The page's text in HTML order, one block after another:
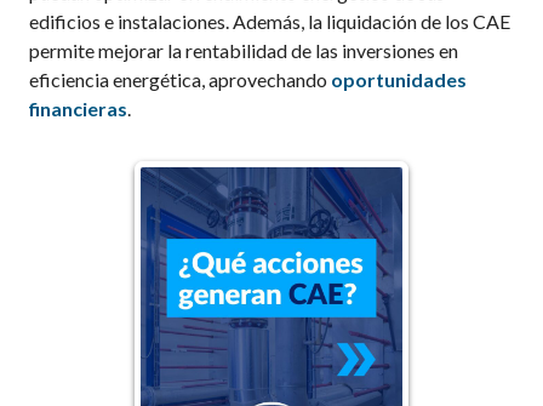
edificios e instalaciones. Además, la liquidación de los CAE
permite mejorar la rentabilidad de las inversiones en
eficiencia energética, aprovechando oportunidades
financieras.